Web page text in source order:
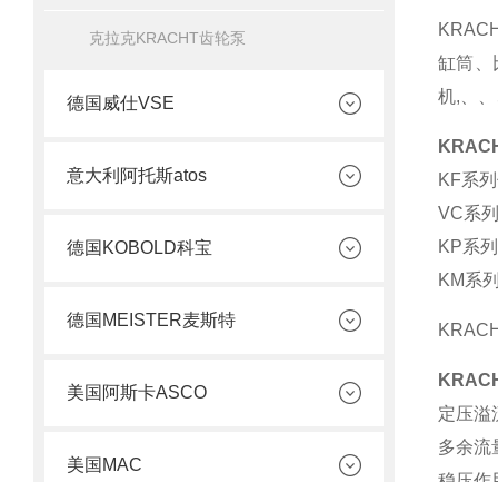
克拉克KRACHT齿轮泵
德国威仕VSE
意大利阿托斯atos
德国KOBOLD科宝
德国MEISTER麦斯特
美国阿斯卡ASCO
美国MAC
缸筒、
机,、
KF系
VC系
KP系
KM系
定压溢
多余流